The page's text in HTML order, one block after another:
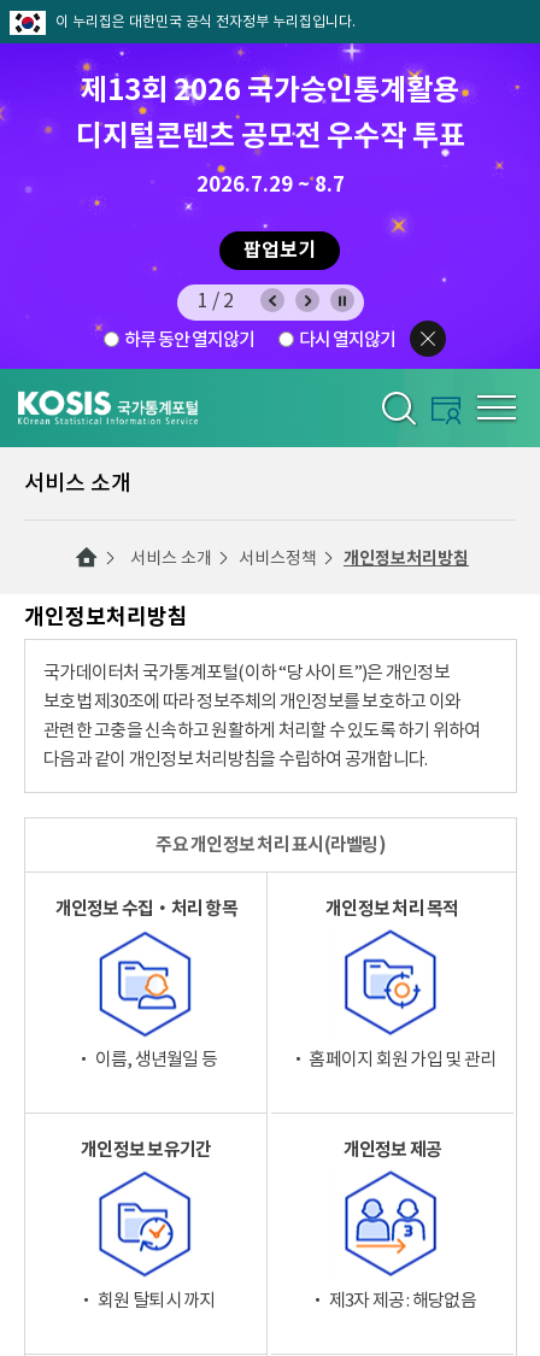
이 누리집은 대한민국 공식 전자정부 누리집입니다.
제13회 2026 국가승인통계활용
디지털콘텐츠 공모전 우수작 투표
2026.7.29 ~ 8.7
팝업보기
8월 통계찾기 퀴즈이벤트
8.7.(금) ~ 8.21.(금)
2/2
하루 동안 열지않기 다시 열지않기
서비스 소개
서비스 소개 서비스정책 개인정보처리방침
개인정보처리방침
국가데이터처 국가통계포털(이하 “당 사이트”)은 개인정보
보호법 제30조에 따라 정보주체의 개인정보를 보호하고 이와
관련한 고충을 신속하고 원활하게 처리할 수 있도록 하기 위하여
다음과 같이 개인정보 처리방침을 수립하여 공개합니다.
주요 개인정보 처리 표시(라벨링)
개인정보 수집‧처리 항목
‧ 이름, 생년월일 등
개인정보 처리 목적
‧ 홈페이지 회원 가입 및 관리
개인정보 보유기간
‧ 회원 탈퇴 시까지
개인정보 제공
‧ 제3자 제공 : 해당없음